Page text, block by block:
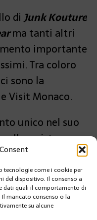
tecnologie come i cookie per
del dispositivo. Il consenso a
dati quali il comportamento di
mancato consenso o la
su alcune
diJunk Kouture
ma tanti altri
importante
Tra coloro
sono la
Visit Monaco.
unico nel suo
l’acquisto su
A VACCINARSI
DALL’HPV